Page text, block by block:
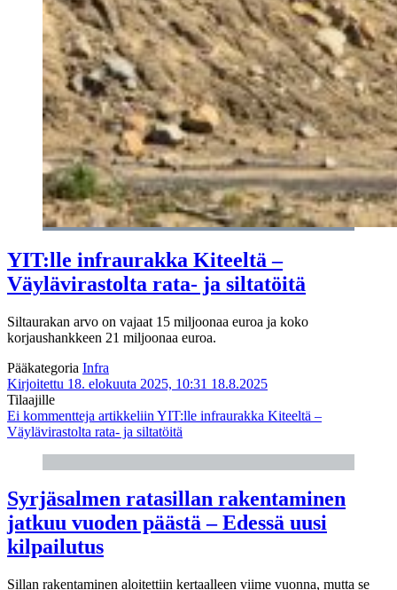
YIT:lle infraurakka Kiteeltä –
Väylävirastolta rata- ja siltatöitä
Siltaurakan arvo on vajaat 15 miljoonaa euroa ja koko
korjaushankkeen 21 miljoonaa euroa.
Pääkategoria Infra
Kirjoitettu 18. elokuuta 2025, 10:31 18.8.2025
Tilaajille
Ei kommentteja artikkeliin YIT:lle infraurakka Kiteeltä –
Väylävirastolta rata- ja siltatöitä
Syrjäsalmen ratasillan rakentaminen
jatkuu vuoden päästä – Edessä uusi
kilpailutus
Sillan rakentaminen aloitettiin kertaalleen viime vuonna, mutta se